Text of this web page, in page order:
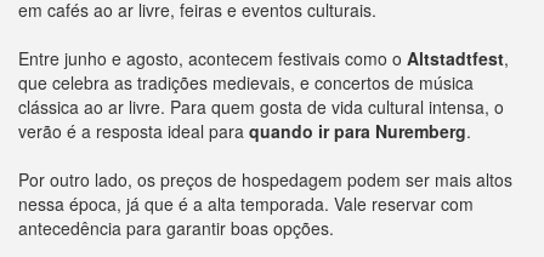
em cafés ao ar livre, feiras e eventos culturais.
Entre junho e agosto, acontecem festivais como o Altstadtfest,
que celebra as tradições medievais, e concertos de música
clássica ao ar livre. Para quem gosta de vida cultural intensa, o
verão é a resposta ideal para quando ir para Nuremberg.
Por outro lado, os preços de hospedagem podem ser mais altos
nessa época, já que é a alta temporada. Vale reservar com
antecedência para garantir boas opções.